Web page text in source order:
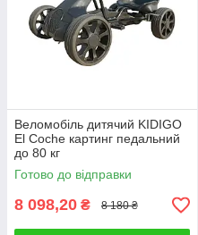
Веломобіль дитячий KIDIGO
El Coche картинг педальний
до 80 кг
Готово до відправки
8 098,20 ₴ 8 180 ₴